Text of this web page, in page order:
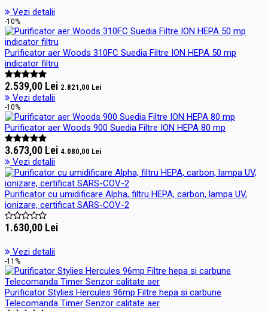
Vezi detalii
-10%
Purificator aer Woods 310FC Suedia Filtre ION HEPA 50 mp
indicator filtru
2.539,00 Lei 2.821,00 Lei
Vezi detalii
-10%
Purificator aer Woods 900 Suedia Filtre ION HEPA 80 mp
3.673,00 Lei 4.080,00 Lei
Vezi detalii
Purificator cu umidificare Alpha, filtru HEPA, carbon, lampa UV,
ionizare, certificat SARS-COV-2
1.630,00 Lei
Vezi detalii
-11%
Purificator Stylies Hercules 96mp Filtre hepa si carbune
Telecomanda Timer Senzor calitate aer